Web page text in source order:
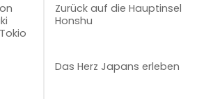
Zurück auf die Hauptinsel
Honshu
Das Herz Japans erleben